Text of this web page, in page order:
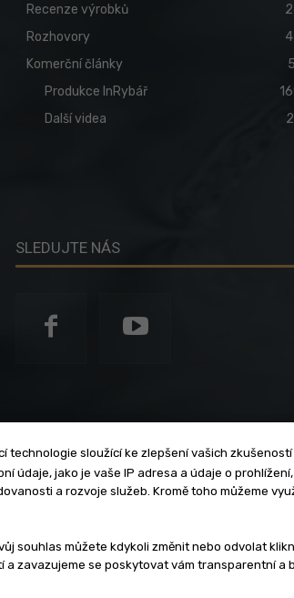
Recenze výrobků
Rozhovory
Komerční články
Produkce InRybář
Další videa
SLEDUJTE NÁS
Zásady soukromí Privacy policy
| Na veškerý materiál, který je zde uveřejněný, se
technologie sloužící ke zlepšení vašich zkušeností
údaje, jako je vaše IP adresa a údaje o
a rozvoje služeb. Kromě toho můžeme
souhlas můžete kdykoli změnit nebo odvolat
a zavazujeme se poskytovat vám transparentní a